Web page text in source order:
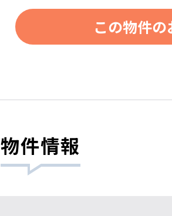
この物件
物件情報